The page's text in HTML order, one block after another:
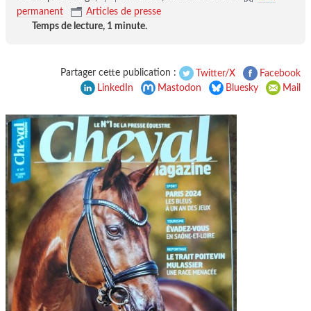
permanent
Articles de presse
Temps de lecture, 1 minute.
Partager cette publication : Twitter/X
Facebook
LinkedIn
Mastodon Bluesky Mail